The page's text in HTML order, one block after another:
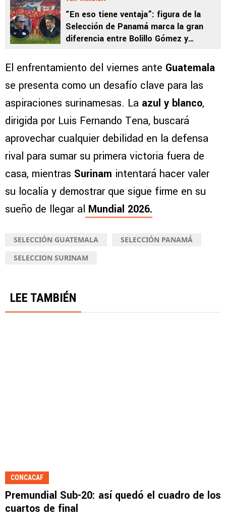
“En eso tiene ventaja”: figura de la
Selección de Panamá marca la gran
diferencia entre Bolillo Gómez y
El enfrentamiento del viernes ante Guatemala
se presenta como un desafío clave para las
aspiraciones surinamesas. La azul y blanco,
dirigida por Luis Fernando Tena, buscará
aprovechar cualquier debilidad en la defensa
rival para sumar su primera victoria fuera de
casa, mientras Surinam intentará hacer valer
su localía y demostrar que sigue firme en su
sueño de llegar al Mundial 2026.
SELECCIÓN GUATEMALA
SELECCIÓN PANAMÁ
SELECCION SURINAM
LEE TAMBIÉN
CONCACAF
Premundial Sub-20: así quedó el cuadro de los
cuartos de final